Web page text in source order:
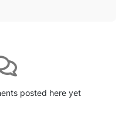
posted here yet